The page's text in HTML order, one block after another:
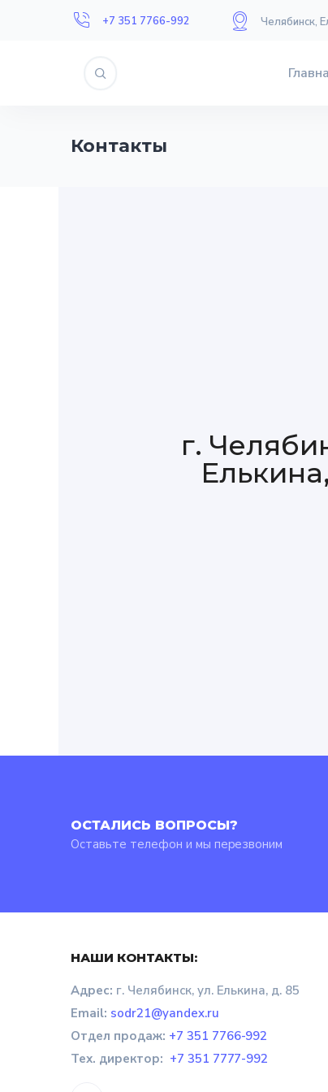
+7 351 7766-992 Челябинск,
Контакты
г.
ОСТАЛИСЬ ВОПРОСЫ?
Оставьте телефон и мы перезвоним
НАШИ КОНТАКТЫ:
Адрес: г. Челябинск, ул. Елькина, д. 85
Email: sodr21@yandex.ru
Отдел продаж: +7 351 7766-992
Тех. директор: +7 351 7777-992